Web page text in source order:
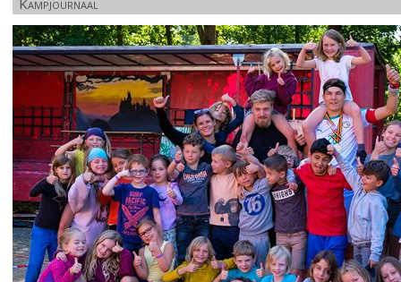
Kampjournaal